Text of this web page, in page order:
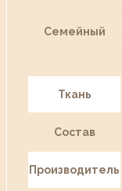
Семейный
Ткань
Состав
Производитель